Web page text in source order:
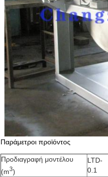
Παράμετροι προϊόντος
Προδιαγραφή μοντέλου
(m3)
LTD-
0.1